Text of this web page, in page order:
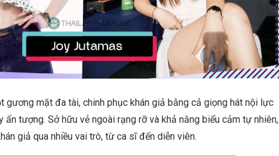
gương mặt đa tài, chinh phục khán giả bằng cả giọng hát nội lực
ấn tượng. Sở hữu vẻ ngoài rạng rỡ và khả năng biểu cảm tự nhiên,
giả qua nhiều vai trò, từ ca sĩ đến diễn viên.